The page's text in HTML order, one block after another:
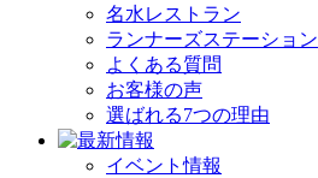
名水レストラン
ランナーズステーション
よくある質問
お客様の声
選ばれる7つの理由
イベント情報